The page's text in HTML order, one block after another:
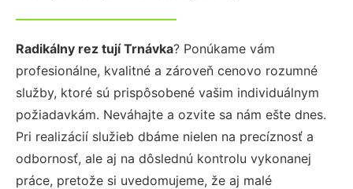
Radikálny rez tují Trnávka? Ponúkame vám
profesionálne, kvalitné a zároveň cenovo rozumné
služby, ktoré sú prispôsobené vašim individuálnym
požiadavkám. Neváhajte a ozvite sa nám ešte dnes.
Pri realizácií služieb dbáme nielen na precíznosť a
odbornosť, ale aj na dôslednú kontrolu vykonanej
práce, pretože si uvedomujeme, že aj malé